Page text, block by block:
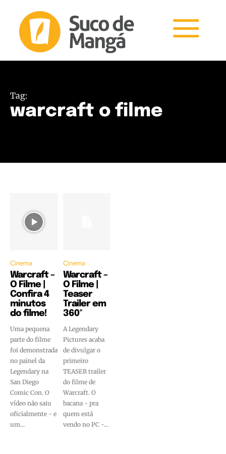
Tag:
warcraft o filme
Cinema
Warcraft –
O Filme |
Confira 4
minutos
do filme!
Uma pequena
parte do filme
foi demonstrada
no painel da
Legendary na
San Diego
Comic Con. O
vídeo não saiu
oficialmente - e
um...
Cinema
Warcraft –
O Filme |
Teaser
Trailer em
360º
A Legendary
Pictures acaba
de divulgar o
primeiro
TEASER trailer
do filme de
Warcraft. O
bacana - pra
quem está
vendo no PC -...